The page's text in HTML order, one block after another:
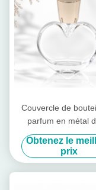
Couvercle de
parfum en métal
conception unique,
de bouteille de
métal
Obtenez le
prix